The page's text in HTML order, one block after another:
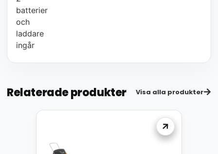
batterier
och
laddare
ingår
Relaterade produkter Visa alla produkter